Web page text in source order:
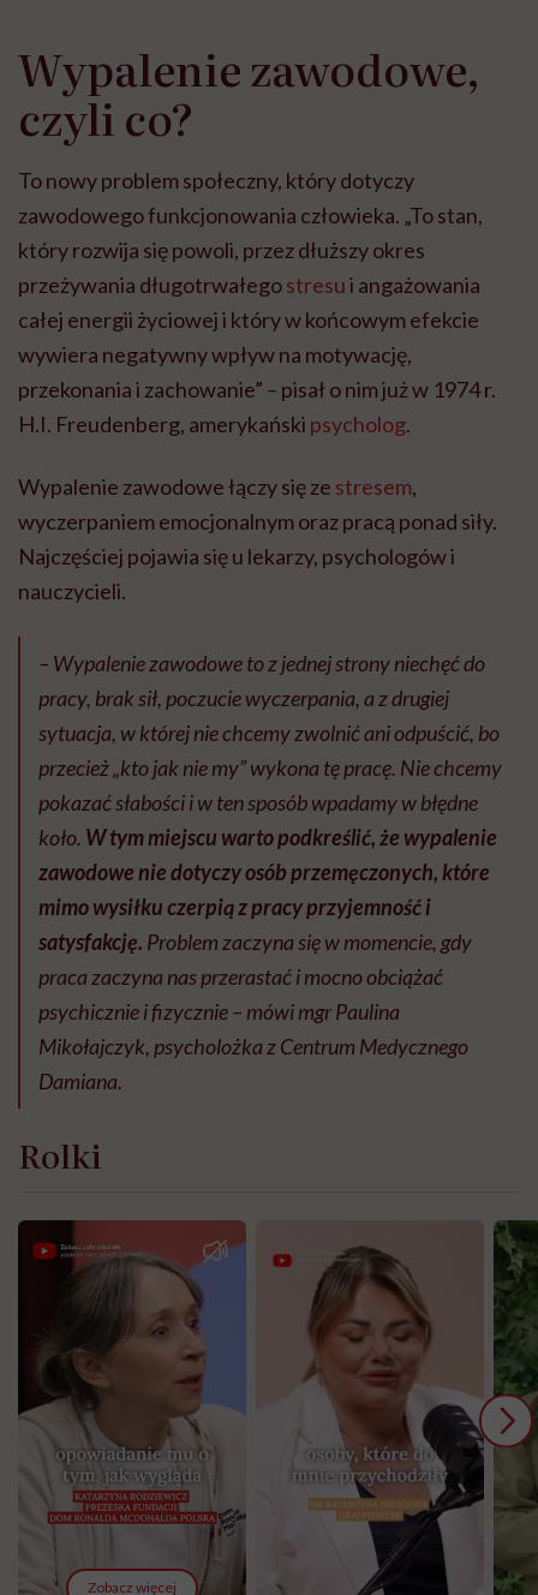
Wypalenie zawodowe,
czyli co?
To nowy problem społeczny, który dotyczy
zawodowego funkcjonowania człowieka. „To stan,
który rozwija się powoli, przez dłuższy okres
przeżywania długotrwałegostresui angażowania
całej energii życiowej i który w końcowym efekcie
wywiera negatywny wpływ na motywację,
przekonania i zachowanie” – pisał o nim już w 1974 r.
H.I. Freudenberg, amerykański psycholog.
Wypalenie zawodowe łączy się ze stresem,
wyczerpaniem emocjonalnym oraz pracą ponad siły.
Najczęściej pojawia się u lekarzy, psychologów i
nauczycieli.
– Wypalenie zawodowe to z jednej strony niechęć do
pracy, brak sił, poczucie wyczerpania, a z drugiej
sytuacja, w której nie chcemy zwolnić ani odpuścić, bo
przecież „kto jak nie my” wykona tę pracę. Nie chcemy
pokazać słabości i w ten sposób wpadamy w błędne
koło. W tym miejscu warto podkreślić, że wypalenie
zawodowe nie dotyczy osób przemęczonych, które
mimo wysiłku czerpią z pracy przyjemność i
satysfakcję. Problem zaczyna się w momencie, gdy
praca zaczyna nas przerastać i mocno obciążać
psychicznie i fizycznie – mówi mgr Paulina
Mikołajczyk, psycholożka z Centrum Medycznego
Damiana.
Rolki
Zobacz więcej